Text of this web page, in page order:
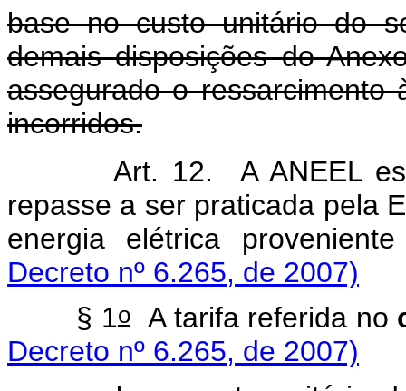
base no custo unitário do
demais disposições do
assegurado o ressarcimento
incorridos.
Art. 12. A ANEEL
repasse a ser praticada pela
energia elétrica
Decreto nº 6.265, de 2007)
§ 1oA tarifa referida no
Decreto nº 6.265, de 2007)